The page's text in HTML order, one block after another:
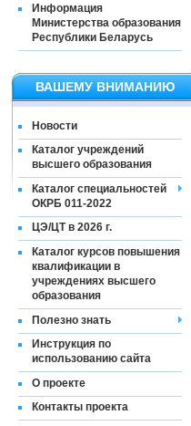
Информация
Министерства образования
Республики Беларусь
ВАШЕМУ ВНИМАНИЮ
Новости
Каталог учреждений
высшего образования
Каталог специальностей
ОКРБ 011-2022
ЦЭ/ЦТ в 2026 г.
Каталог курсов повышения
квалификации в
учреждениях высшего
образования
Полезно знать
Инструкция по
использованию сайта
О проекте
Контакты проекта